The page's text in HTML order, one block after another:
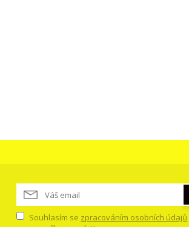
Souhlasím se zpracováním osobních údajů